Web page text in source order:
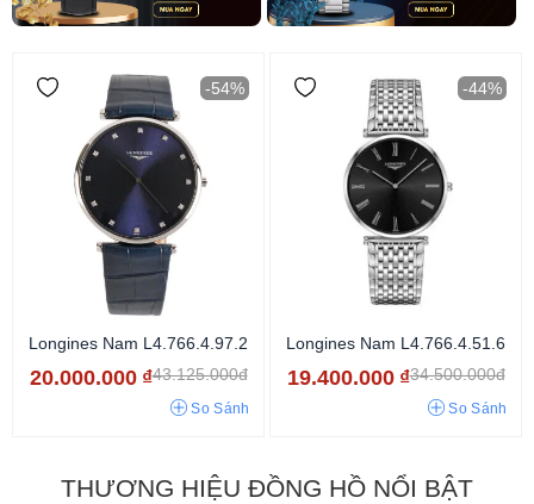
-54%
Longines Nam L4.766.4.97.2
20.000.000 ₫43.125.000đ
So Sánh
-44%
Longines Nam L4.766.4.51.6
19.400.000 ₫34.500.000đ
So Sánh
THƯƠNG HIỆU ĐỒNG HỒ NỔI BẬT